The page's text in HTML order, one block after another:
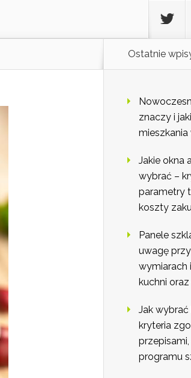
Ostatnie
znaczy i
Jakie okna
wybrać –
parametry
koszty
Panele
uwagę
wymiarach
kuchni oraz
Jak wybrać
kryteria
programu